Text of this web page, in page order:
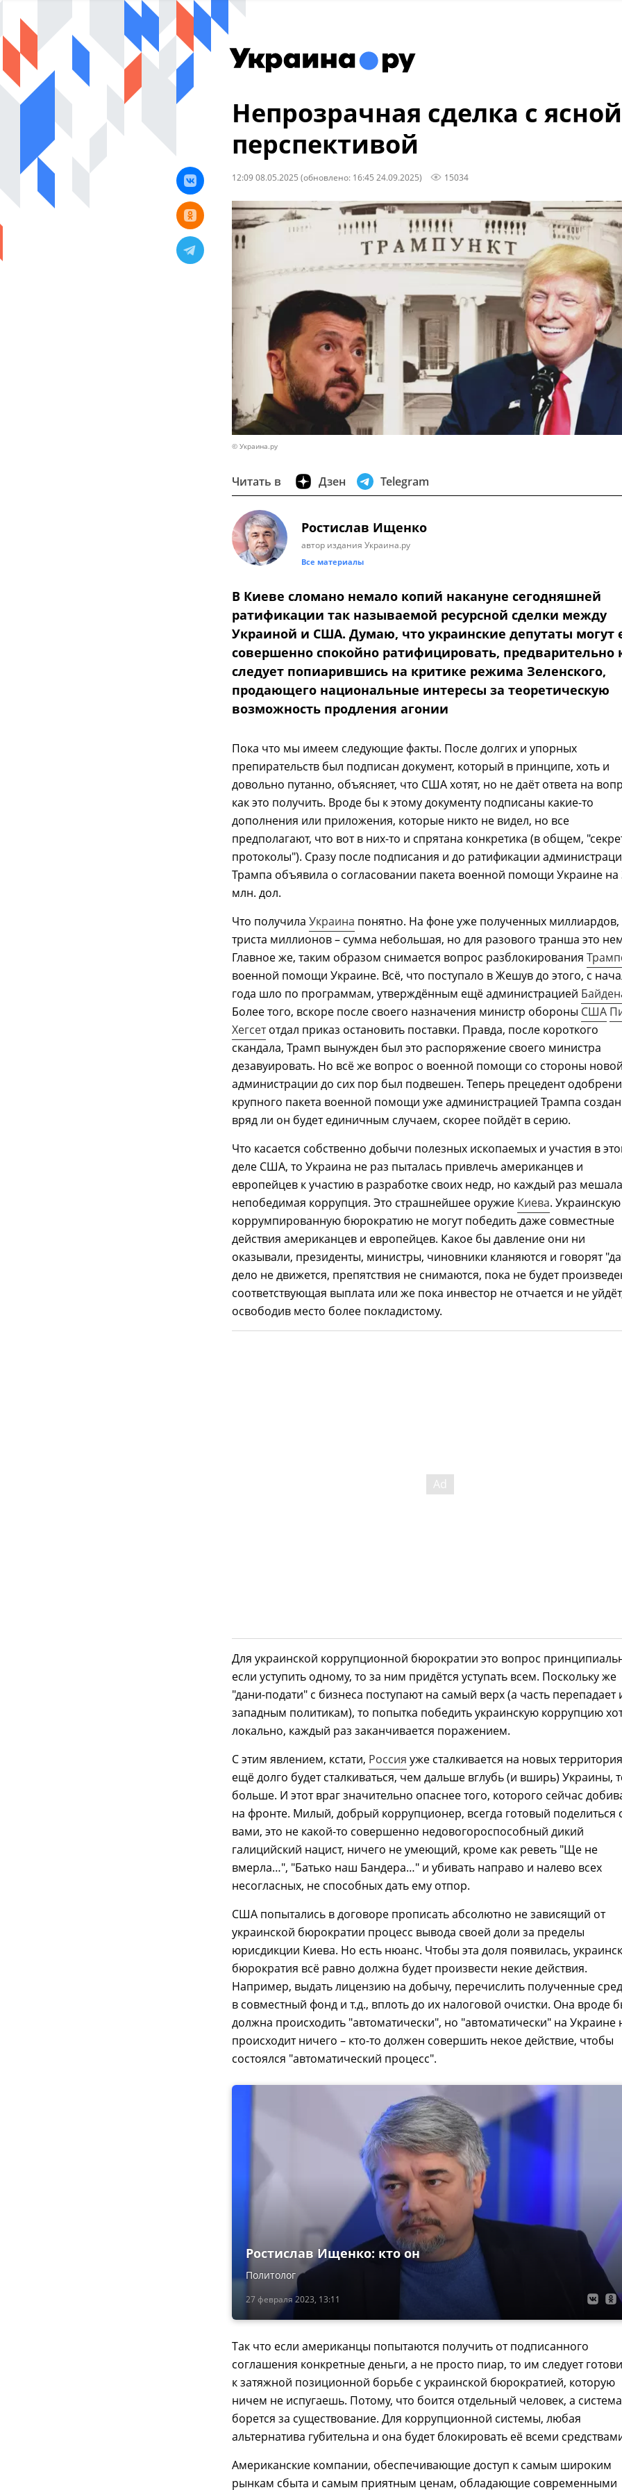
Непрозрачная сделка с ясной
перспективой
12:09 08.05.2025 (обновлено: 16:45 24.09.2025) 15034
© Украина.ру
Читать в Дзен Telegram
Ростислав Ищенко
автор издания Украина.ру
Все материалы
В Киеве сломано немало копий накануне сегодняшней
ратификации так называемой ресурсной сделки между
Украиной и США. Думаю, что украинские депутаты могут
совершенно спокойно ратифицировать, предварительно
следует попиарившись на критике режима Зеленского,
продающего национальные интересы за теоретическую
возможность продления агонии
Пока что мы имеем следующие факты. После долгих и упорных
препирательств был подписан документ, который в принципе, хоть и
довольно путанно, объясняет, что США хотят, но не даёт ответа на
как это получить. Вроде бы к этому документу подписаны какие-то
дополнения или приложения, которые никто не видел, но все
предполагают, что вот в них-то и спрятана конкретика (в общем,
протоколы"). Сразу после подписания и до ратификации
Трампа объявила о согласовании пакета военной помощи Украине на
млн. дол.
Что получила Украина понятно. На фоне уже полученных миллиардов,
триста миллионов – сумма небольшая, но для разового транша это
Главное же, таким образом снимается вопрос разблокирования
военной помощи Украине. Всё, что поступало в Жешув до этого, с
года шло по программам, утверждённым ещё администрацией
Более того, вскоре после своего назначения министр обороны США
Хегсетотдал приказ остановить поставки. Правда, после короткого
скандала, Трамп вынужден был это распоряжение своего министра
дезавуировать. Но всё же вопрос о военной помощи со стороны новой
администрации до сих пор был подвешен. Теперь прецедент
крупного пакета военной помощи уже администрацией Трампа
вряд ли он будет единичным случаем, скорее пойдёт в серию.
Что касается собственно добычи полезных ископаемых и участия в
деле США, то Украина не раз пыталась привлечь американцев и
европейцев к участию в разработке своих недр, но каждый раз мешала
непобедимая коррупция. Это страшнейшее оружие Киева. Украинскую
коррумпированную бюрократию не могут победить даже совместные
действия американцев и европейцев. Какое бы давление они ни
оказывали, президенты, министры, чиновники кланяются и говорят
дело не движется, препятствия не снимаются, пока не будет
соответствующая выплата или же пока инвестор не отчается и не
освободив место более покладистому.
Для украинской коррупционной бюрократии это вопрос
если уступить одному, то за ним придётся уступать всем. Поскольку же
"дани-подати" с бизнеса поступают на самый верх (а часть перепадает
западным политикам), то попытка победить украинскую коррупцию
локально, каждый раз заканчивается поражением.
С этим явлением, кстати, Россия уже сталкивается на новых
ещё долго будет сталкиваться, чем дальше вглубь (и вширь) Украины,
больше. И этот враг значительно опаснее того, которого сейчас
на фронте. Милый, добрый коррупционер, всегда готовый поделиться
вами, это не какой-то совершенно недовогороспособный дикий
галицийский нацист, ничего не умеющий, кроме как реветь "Ще не
вмерла…", "Батько наш Бандера…" и убивать направо и налево всех
несогласных, не способных дать ему отпор.
США попытались в договоре прописать абсолютно не зависящий от
украинской бюрократии процесс вывода своей доли за пределы
юрисдикции Киева. Но есть нюанс. Чтобы эта доля появилась,
бюрократия всё равно должна будет произвести некие действия.
Например, выдать лицензию на добычу, перечислить полученные
в совместный фонд и т.д., вплоть до их налоговой очистки. Она вроде
должна происходить "автоматически", но "автоматически" на Украине
происходит ничего – кто-то должен совершить некое действие, чтобы
состоялся "автоматический процесс".
27 февраля 2023, 13:11
Ростислав Ищенко: кто он
Политолог
Так что если американцы попытаются получить от подписанного
соглашения конкретные деньги, а не просто пиар, то им следует
к затяжной позиционной борьбе с украинской бюрократией, которую
ничем не испугаешь. Потому, что боится отдельный человек, а система
борется за существование. Для коррупционной системы, любая
альтернатива губительна и она будет блокировать её всеми
Американские компании, обеспечивающие доступ к самым широким
рынкам сбыта и самым приятным ценам, обладающие современными